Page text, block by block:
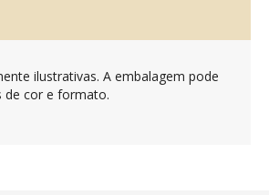
ilustrativas. A embalagem pode
de cor e formato.